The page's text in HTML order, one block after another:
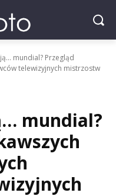
mundial? Przegląd
telewizyjnych mistrzostw
mundial?